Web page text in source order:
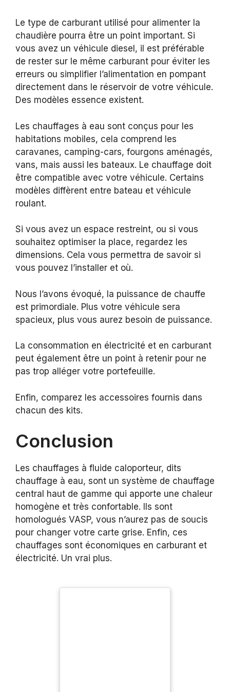
Le type de carburant utilisé pour alimenter la
chaudière pourra être un point important. Si
vous avez un véhicule diesel, il est préférable
de rester sur le même carburant pour éviter les
erreurs ou simplifier l’alimentation en pompant
directement dans le réservoir de votre véhicule.
Des modèles essence existent.
Les chauffages à eau sont conçus pour les
habitations mobiles, cela comprend les
caravanes, camping-cars, fourgons aménagés,
vans, mais aussi les bateaux. Le chauffage doit
être compatible avec votre véhicule. Certains
modèles diffèrent entre bateau et véhicule
roulant.
Si vous avez un espace restreint, ou si vous
souhaitez optimiser la place, regardez les
dimensions. Cela vous permettra de savoir si
vous pouvez l’installer et où.
Nous l’avons évoqué, la puissance de chauffe
est primordiale. Plus votre véhicule sera
spacieux, plus vous aurez besoin de puissance.
La consommation en électricité et en carburant
peut également être un point à retenir pour ne
pas trop alléger votre portefeuille.
Enfin, comparez les accessoires fournis dans
chacun des kits.
Conclusion
Les chauffages à fluide caloporteur, dits
chauffage à eau, sont un système de chauffage
central haut de gamme qui apporte une chaleur
homogène et très confortable. Ils sont
homologués VASP, vous n’aurez pas de soucis
pour changer votre carte grise. Enfin, ces
chauffages sont économiques en carburant et
électricité. Un vrai plus.